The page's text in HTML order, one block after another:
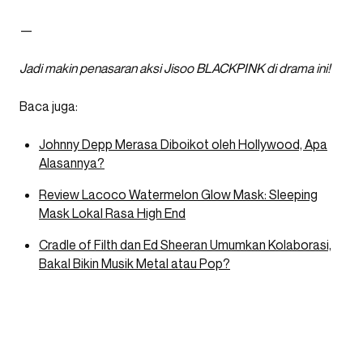
—
Jadi makin penasaran aksi Jisoo BLACKPINK di drama ini!
Baca juga:
Johnny Depp Merasa Diboikot oleh Hollywood, Apa
Alasannya?
Review Lacoco Watermelon Glow Mask: Sleeping
Mask Lokal Rasa High End
Cradle of Filth dan Ed Sheeran Umumkan Kolaborasi,
Bakal Bikin Musik Metal atau Pop?